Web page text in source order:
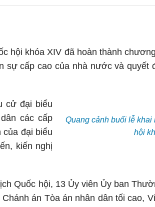
hội khóa XIV đã hoàn thành
sự cấp cao của nhà nước và quyết
Quang cảnh buổi lễ khai
hội
cử đại biểu
các cấp
của đại biểu
kiến nghị
Quốc hội, 13 Ủy viên Ủy ban
án Tòa án nhân dân tối cao,